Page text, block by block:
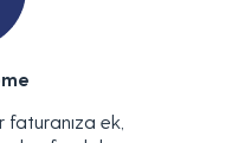
faturanıza ek,